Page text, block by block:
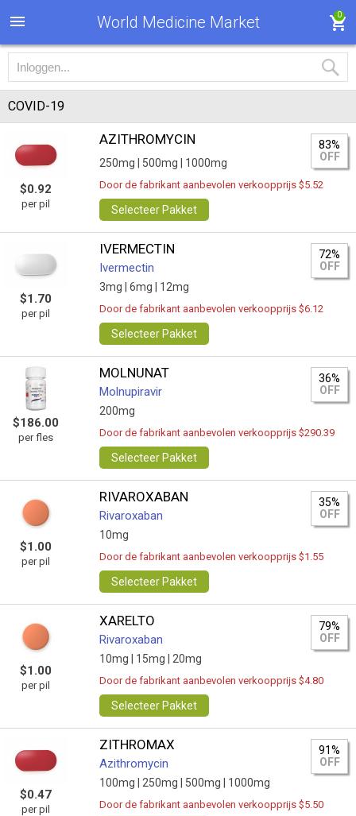
World Medicine Market 0
COVID-19
$0.92
per pil
AZITHROMYCIN
250mg | 500mg | 1000mg
83%
OFF
Door de fabrikant aanbevolen verkoopprijs $5.52
Selecteer Pakket
$1.70
per pil
IVERMECTIN
Ivermectin
3mg | 6mg | 12mg
72%
OFF
Door de fabrikant aanbevolen verkoopprijs $6.12
Selecteer Pakket
$186.00
per fles
MOLNUNAT
Molnupiravir
200mg
36%
OFF
Door de fabrikant aanbevolen verkoopprijs $290.39
Selecteer Pakket
$1.00
per pil
RIVAROXABAN
Rivaroxaban
10mg
35%
OFF
Door de fabrikant aanbevolen verkoopprijs $1.55
Selecteer Pakket
$1.00
per pil
XARELTO
Rivaroxaban
10mg | 15mg | 20mg
79%
OFF
Door de fabrikant aanbevolen verkoopprijs $4.80
Selecteer Pakket
$0.47
per pil
ZITHROMAX
Azithromycin
100mg | 250mg | 500mg | 1000mg
91%
OFF
Door de fabrikant aanbevolen verkoopprijs $5.50